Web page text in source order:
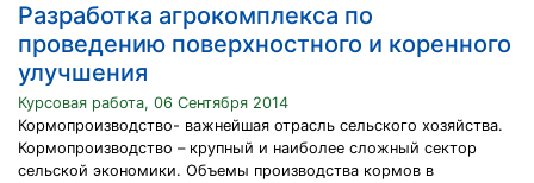
Разработка агрокомплекса по
проведению поверхностного и коренного
улучшения
Курсовая работа, 06 Сентября 2014
Кормопроизводство- важнейшая отрасль сельского хозяйства.
Кормопроизводство – крупный и наиболее сложный сектор
сельской экономики. Объемы производства кормов в